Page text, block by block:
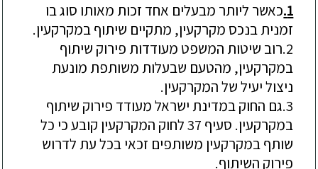
1. כאשר ליותר מבעלים אחד זכות מאותו סוג בו
זמנית בנכס מקרקעין, מתקיים שיתוף במקרקעין.
2. רוב שיטות המשפט מעודדות פירוק שיתוף
במקרקעין, מהטעם שבעלות משותפת מונעת
ניצול יעיל של המקרקעין.
3. גם החוקבמדינת ישראל מעודד פירוק שיתוף
במקרקעין.
סעיף 37 לחוק המקרקעין קובע כי כל
שותף במקרקעין משותפים זכאי בכל עת לדרוש
פירוק השיתוף.